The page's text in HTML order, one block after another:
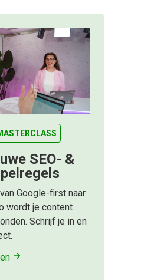
SEO- &
Google-first naar
wordt je content
Schrijf je in en